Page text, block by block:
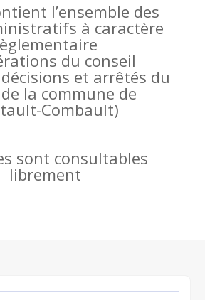
l’ensemble des
à caractère
du conseil
et arrêtés du
la commune de
Combault)
sont consultables
librement